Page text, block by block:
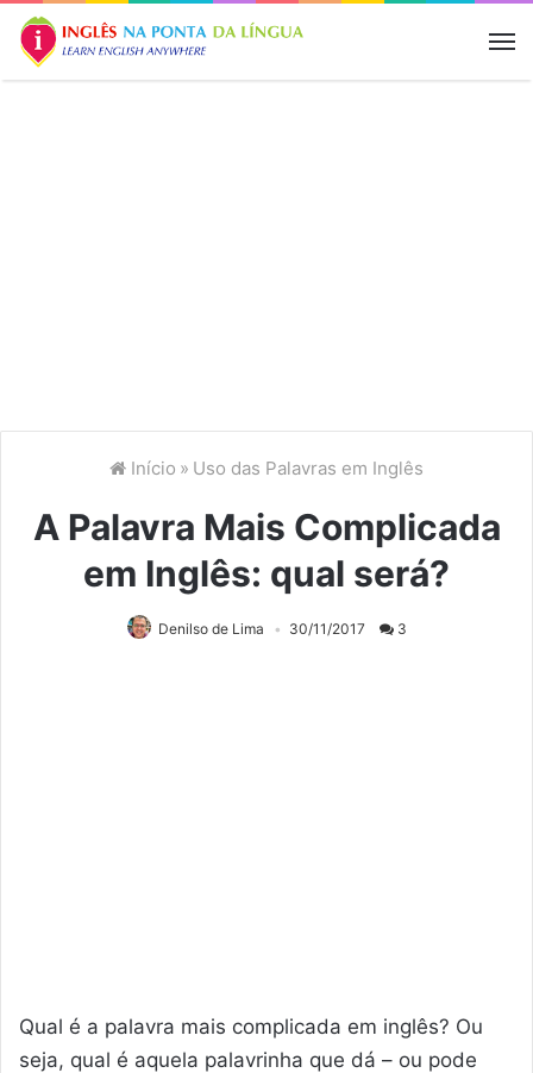
Início » Uso das Palavras em Inglês
A Palavra Mais Complicada
em Inglês: qual será?
Denilso de Lima 30/11/2017 3
Qual é a palavra mais complicada em inglês? Ou
seja, qual é aquela palavrinha que dá – ou pode